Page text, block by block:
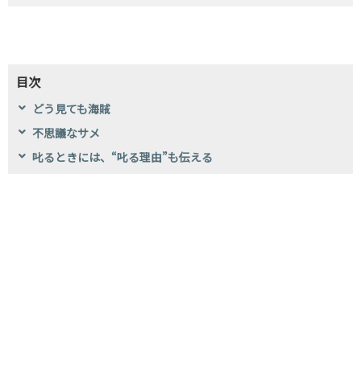
目次
どう見ても海賊
不思議なサメ
叱るときには、“叱る理由”も伝える